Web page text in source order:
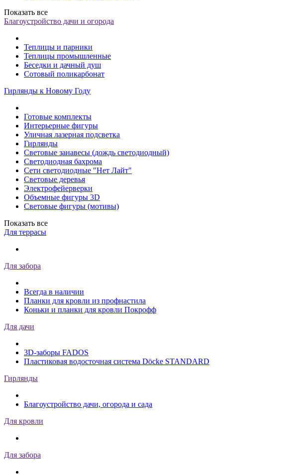
Показать все
Благоустройство дачи и огорода
Теплицы и парники
Теплицы промышленные
Беседки и дачный душ
Сотовый поликарбонат
Гирлянды к Новому Году
Готовые комплекты
Интерьерные фигуры
Уличная лазерная подсветка
Гирлянды
Световые занавесы (дождь светодиодный)
Светодиодная бахрома
Сети светодиодные "Нет Лайт"
Световые деревья
Электрофейерверки
Объемные фигуры 3D
Световые фигуры (мотивы)
Показать все
Для террасы
Для забора
Всегда в наличии
Планки для кровли из профнастила
Коньки и планки для кровли Покрофф
Для дачи
3D-заборы FADOS
Пластиковая водосточная система Döcke STANDARD
Гирлянды
Благоустройство дачи, огорода и сада
Для кровли
Для забора